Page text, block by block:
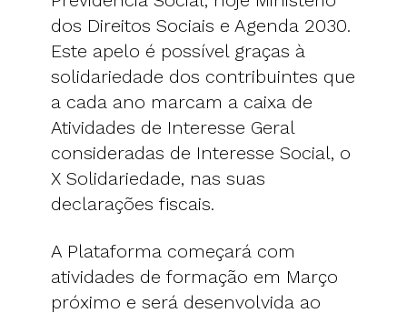
dos Direitos Sociais e Agenda 2030.
Este apelo é possível graças à
solidariedade dos contribuintes que
a cada ano marcam a caixa de
Atividades de Interesse Geral
consideradas de Interesse Social, o
X Solidariedade, nas suas
declarações fiscais.
A Plataforma começará com
atividades de formação em Março
próximo e será desenvolvida ao